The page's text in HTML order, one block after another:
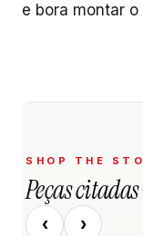
e bora montar o
SHOP THE
Peças
‹ ›